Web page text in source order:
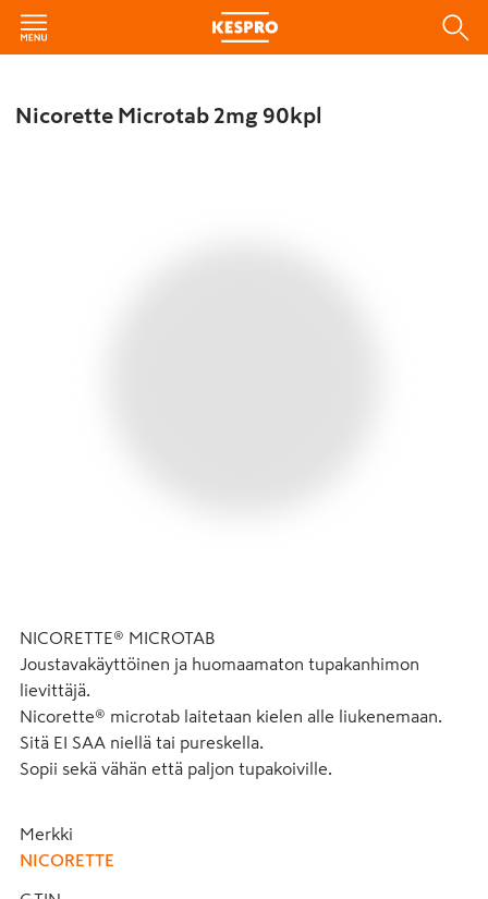
Nicorette Microtab 2mg 90kpl
NICORETTE® MICROTAB
Joustavakäyttöinen ja huomaamaton tupakanhimon
lievittäjä.
Nicorette® microtab laitetaan kielen alle liukenemaan.
Sitä EI SAA niellä tai pureskella.
Sopii sekä vähän että paljon tupakoiville.
Merkki
NICORETTE